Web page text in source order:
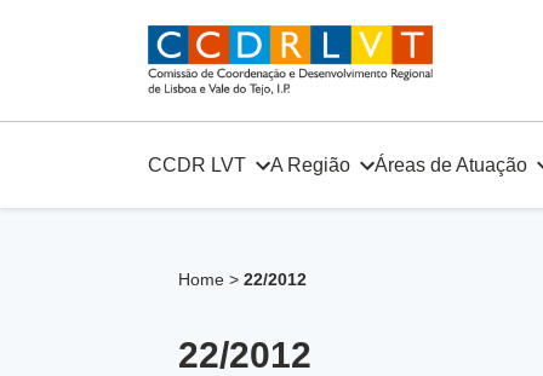
CCDR LVT A Região Áreas de Atuação
Home > 22/2012
22/2012